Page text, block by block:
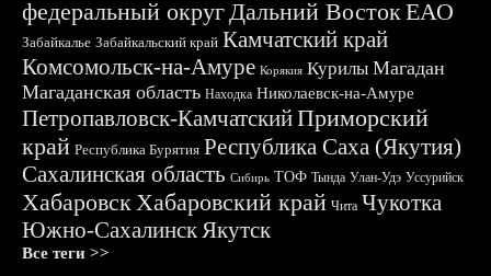
федеральный округДальний ВостокЕАО
Забайкалье Забайкальский край Камчатский край
Комсомольск-на-Амуре Корякия Курилы Магадан
Магаданская область Находка Николаевск-на-Амуре
Петропавловск-КамчатскийПриморский
край Республика Бурятия Республика Саха (Якутия)
Сахалинская область Сибирь ТОФ Тында Улан-Удэ Уссурийск
ХабаровскХабаровский край Чита Чукотка
Южно-СахалинскЯкутск
Все теги >>